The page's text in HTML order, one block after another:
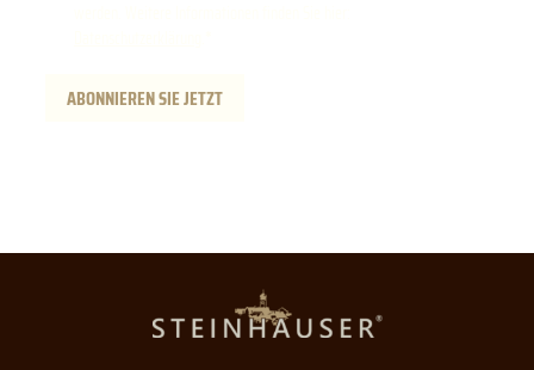
ABONNIEREN SIE JETZT